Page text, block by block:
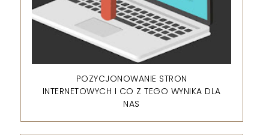
POZYCJONOWANIE STRON
INTERNETOWYCH I CO Z TEGO WYNIKA DLA
NAS